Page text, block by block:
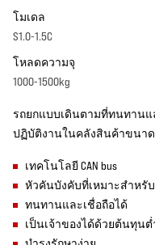
โมเดล
S1.0-1.5C
โหลดความจุ
1000-1500kg
รถยกแบบเดินตามที่ทนทานแ
ปฏิบัติงานในคลังสินค้าขนา
เทคโนโลยี CAN bus
หัวคันบังคับที่เหมาะสำหรั
ทนทานและเชื่อถือได้
เป็นเจ้าของได้ด้วยต้นทุนต่